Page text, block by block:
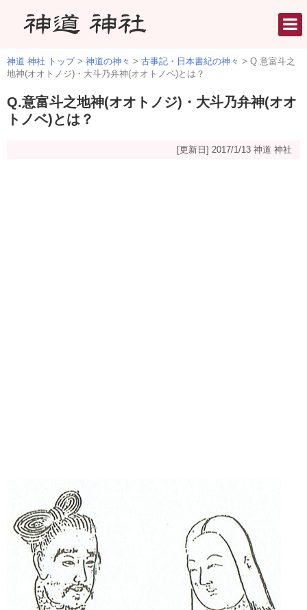
神道 神社 トップ> 神道の神々 > 古事記・日本書紀の神々 > Q.意富斗之
地神(オオトノジ)・大斗乃弁神(オオトノベ)とは？
Q.意富斗之地神(オオトノジ)・大斗乃弁神(オオ
トノベ)とは？
[更新日] 2017/1/13 神道 神社